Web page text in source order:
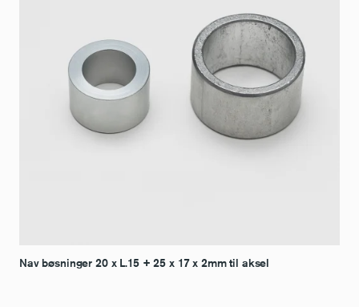
Nav bøsninger 20 x L.15 + 25 x 17 x 2mm til aksel